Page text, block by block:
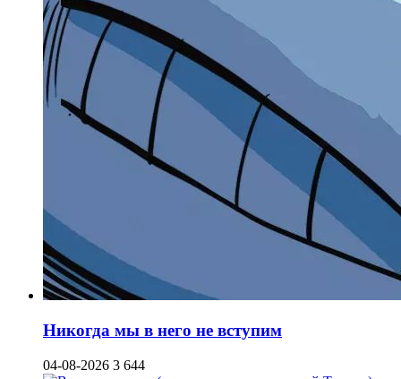
Никогда мы в него не вступим
04-08-2026 3 644